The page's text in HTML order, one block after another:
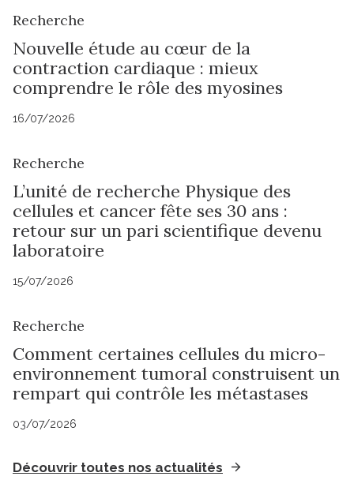
Recherche
Nouvelle étude au cœur de la
contraction cardiaque : mieux
comprendre le rôle des myosines
16/07/2026
Recherche
L’unité de recherche Physique des
cellules et cancer fête ses 30 ans :
retour sur un pari scientifique devenu
laboratoire
15/07/2026
Recherche
Comment certaines cellules du micro-
environnement tumoral construisent un
rempart qui contrôle les métastases
03/07/2026
Découvrir toutes nos actualités